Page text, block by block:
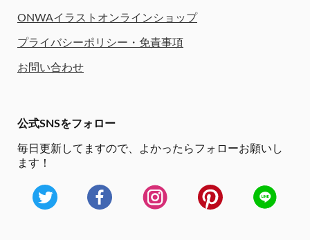
ONWAイラストオンラインショップ
プライバシーポリシー・免責事項
お問い合わせ
公式SNSをフォロー
毎日更新してますので、
よかったらフォローお願いし
ます！